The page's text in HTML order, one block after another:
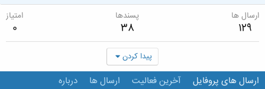
ارسال ها
129
پسندها
38
امتیاز
0
پیدا کردن
ارسال های پروفایل آخرین فعالیت ارسال ها درباره